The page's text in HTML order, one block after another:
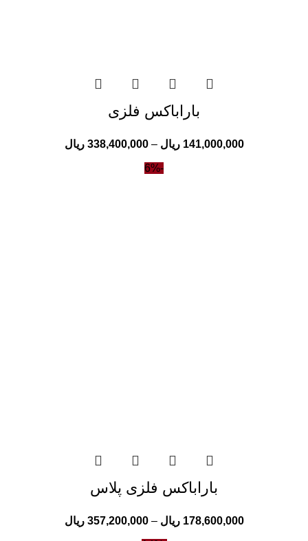
باراباکس فلزی
141,000,000 ریال –
338,400,000 ریال
-6%
باراباکس فلزی پلاس
178,600,000 ریال –
357,200,000 ریال